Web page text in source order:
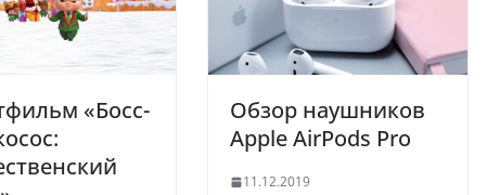
«Босс-
Обзор наушников
Apple AirPods Pro
11.12.2019